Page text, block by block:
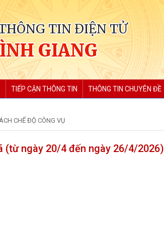
TIN ĐIỆN TỬ
GIANG
TIẾP CẬN THÔNG TIN THÔNG TIN CHUYÊN ĐỀ
CHẾ ĐỘ CÔNG VỤ
(từ ngày 20/4 đến ngày 26/4/2026)